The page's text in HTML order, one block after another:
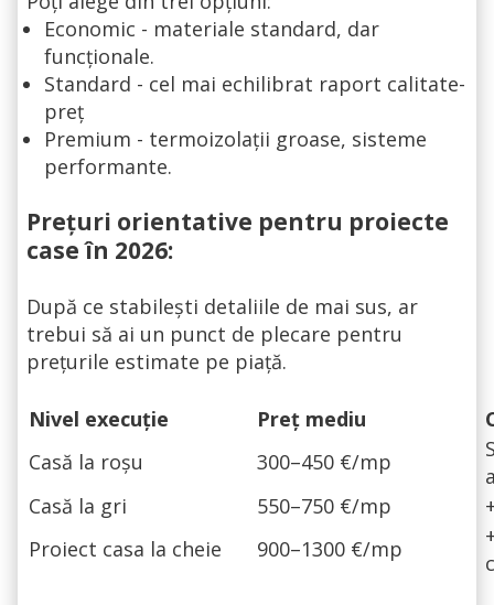
Economic - materiale standard, dar
funcționale.
Standard - cel mai echilibrat raport calitate-
preț
Premium - termoizolații groase, sisteme
performante.
Prețuri orientative pentru proiecte
case în 2026:
După ce stabilești detaliile de mai sus, ar
trebui să ai un punct de plecare pentru
prețurile estimate pe piață.
Nivel execuție Preț mediu
Casă la roșu
300–450 €/mp
Casă la gri
550–750 €/mp
Proiect casa la cheie
900–1300 €/mp